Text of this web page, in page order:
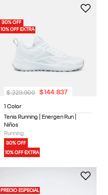
30% OFF
10% OFF EXTRA
1 Color
Tenis Running | Energen Run |
Niños
Running
30% OFF
10% OFF EXTRA
$ 229.900 $ 144.837
PRECIO ESPECIAL